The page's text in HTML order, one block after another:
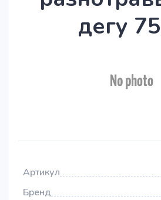
дегу
Артикул
Бренд